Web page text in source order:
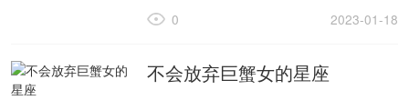
2023-01-18
0
不会放弃巨蟹女的星座